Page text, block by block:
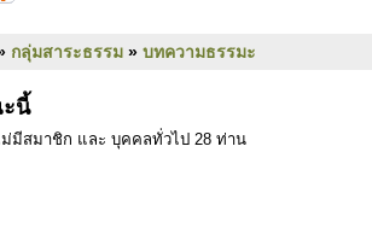
กลุ่มสาระธรรม » บทความธรรมะ
นี้
มีสมาชิก และ บุคคลทั่วไป 28 ท่าน